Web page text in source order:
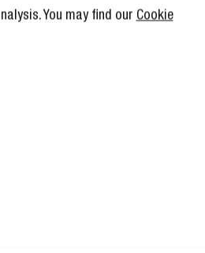
You may find our Cookie